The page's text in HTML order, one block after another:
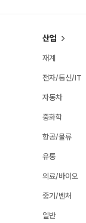
산업
재계
전자/통신/IT
자동차
중화학
항공/물류
유통
의료/바이오
중기/벤처
일반